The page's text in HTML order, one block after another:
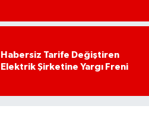
Habersiz Tarife Değiştiren
Elektrik Şirketine Yargı Freni